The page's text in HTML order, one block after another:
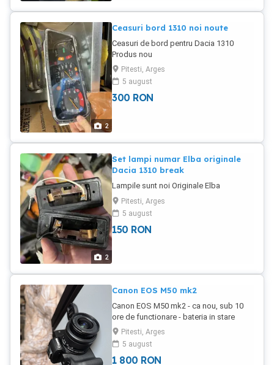
2
Ceasuri bord 1310 noi noute
Ceasuri de bord pentru Dacia 1310
Produs nou
Pitesti, Arges
5 august
300 RON
2
Set lampi numar Elba originale
Dacia 1310 break
Lampile sunt noi Originale Elba
Pitesti, Arges
5 august
150 RON
Canon EOS M50 mk2
Canon EOS M50 mk2 - ca nou, sub 10
ore de functionare - bateria in stare
perfectă, testată - detin cutia intacta
Pitesti, Arges
5 august
1 800 RON